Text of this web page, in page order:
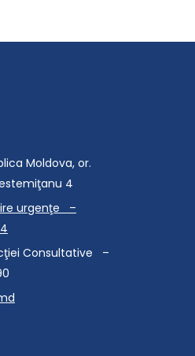
Moldova, or.
4
urgenţe –
Consultative –